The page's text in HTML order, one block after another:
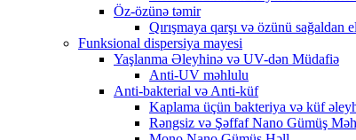
Öz-özünə təmir
Qırışmaya qarşı və özünü
Funksional dispersiya mayesi
Yaşlanma Əleyhinə və UV-dən Müdafiə
Anti-UV məhlulu
Anti-bakterial və Anti-küf
Kaplama üçün bakteriya və küf
Rəngsiz və Şəffaf Nano Gümüş